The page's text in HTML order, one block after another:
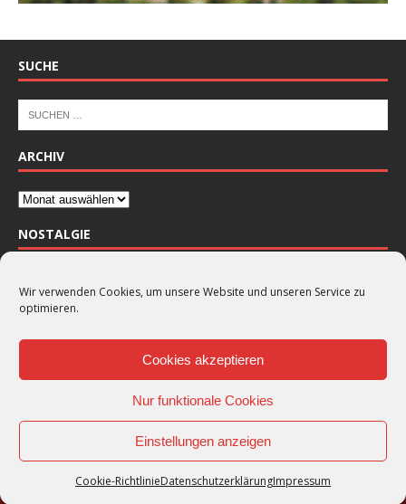
Wir verwenden Cookies, um unsere Website und unseren Service zu
optimieren.
Cookies akzeptieren
Nur funktionale Cookies
Einstellungen anzeigen
Cookie-RichtlinieDatenschutzerklärungImpressum
SUCHE
ARCHIV
NOSTALGIE